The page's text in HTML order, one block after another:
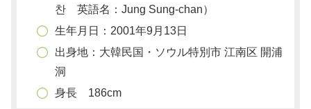
찬 英語名：Jung Sung-chan）
生年月日：2001年9月13日
出身地：大韓民国・ソウル特別市 江南区 開浦
洞
身長 186cm